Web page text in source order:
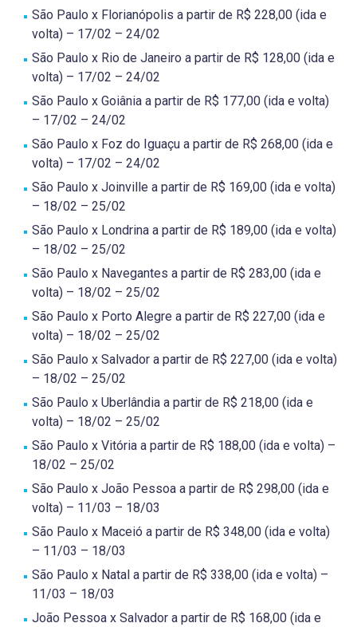
São Paulo x Florianópolis a partir de R$ 228,00 (ida e
volta) – 17/02 – 24/02
São Paulo x Rio de Janeiro a partir de R$ 128,00 (ida e
volta) – 17/02 – 24/02
São Paulo x Goiânia a partir de R$ 177,00 (ida e volta)
– 17/02 – 24/02
São Paulo x Foz do Iguaçu a partir de R$ 268,00 (ida e
volta) – 17/02 – 24/02
São Paulo x Joinville a partir de R$ 169,00 (ida e volta)
– 18/02 – 25/02
São Paulo x Londrina a partir de R$ 189,00 (ida e volta)
– 18/02 – 25/02
São Paulo x Navegantes a partir de R$ 283,00 (ida e
volta) – 18/02 – 25/02
São Paulo x Porto Alegre a partir de R$ 227,00 (ida e
volta) – 18/02 – 25/02
São Paulo x Salvador a partir de R$ 227,00 (ida e volta)
– 18/02 – 25/02
São Paulo x Uberlândia a partir de R$ 218,00 (ida e
volta) – 18/02 – 25/02
São Paulo x Vitória a partir de R$ 188,00 (ida e volta) –
18/02 – 25/02
São Paulo x João Pessoa a partir de R$ 298,00 (ida e
volta) – 11/03 – 18/03
São Paulo x Maceió a partir de R$ 348,00 (ida e volta)
– 11/03 – 18/03
São Paulo x Natal a partir de R$ 338,00 (ida e volta) –
11/03 – 18/03
João Pessoa x Salvador a partir de R$ 168,00 (ida e